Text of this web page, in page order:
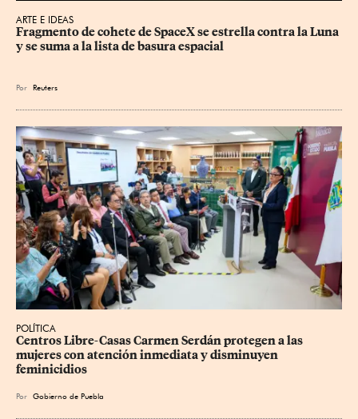
ARTE E IDEAS
Fragmento de cohete de SpaceX se estrella contra la Luna
y se suma a la lista de basura espacial
Por Reuters
POLÍTICA
Centros Libre-Casas Carmen Serdán protegen a las
mujeres con atención inmediata y disminuyen
feminicidios
Por Gobierno de Puebla